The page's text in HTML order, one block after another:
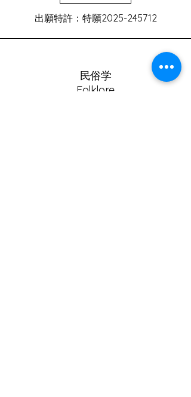
出願特許：特願2025-245712
民俗学
Folklore